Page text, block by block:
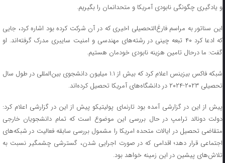
و یادگیری چگونگی نابودی آمریکا و متحدانمان را بگیریم.
این سناتور به مراسم فارغ‌التحصیلی اخیری که در آن شرکت کرده بود اشاره کرد، جایی
که ادعا کرد ۴۰ تبعه چینی در رشته‌های مهندسی و امنیت سایبری مدرک گرفته‌اند. او
گفت: ما درحال تامین هزینه نابودی خودمان هستیم.
شبکه فاکس بیزینس اعلام کرد که بیش از ۱.۱ میلیون دانشجوی بین‌المللی در طول سال
تحصیلی ۲۰۲۳-۲۰۲۴ در دانشگاه‌های آمریکا تحصیل کرده‌اند.
پیش از این در گزارشی آمده بود تارنمای پولیتیکو پیش از این در گزارشی اعلام کرد:
دولت دونالد ترامپ در حال بررسی این موضوع است که تمام دانشجویان خارجی
متقاضی تحصیل در ایالات متحده امریکا را مشمول بررسی سابقه فعالیت در شبکه‌های
اجتماعی قرار دهد؛ اقدامی که در صورت اجرایی شدن، گسترشی چشمگیر نسبت به
تلاش‌های پیشین در این زمینه خواهد بود.